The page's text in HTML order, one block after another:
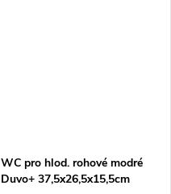
WC pro hlod. rohové modré
Duvo+ 37,5x26,5x15,5cm